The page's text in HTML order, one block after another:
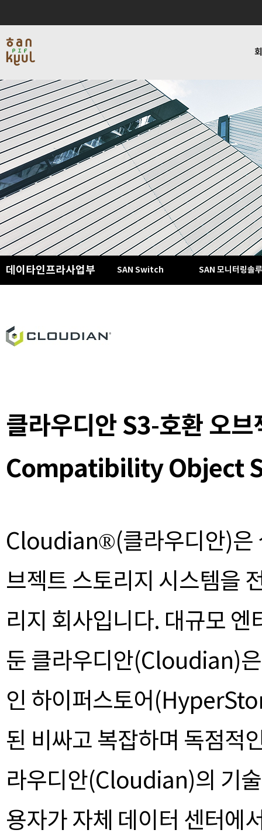
회사소개
인사말
사업소개
서비스
커뮤니티
블로그
채용
채용
회사소개
인사말
연혁
비젼하우스
편지
찾아오시는길
사업소개
서비스
데이타인프라사업
네트워크보안사업
교육
복지
사내활
블로그
데이타인프라사업부 SAN Switch SAN 모니터링솔
클라우디안 S3-호환 오
Compatibility Object
Cloudian®(클라우디안)은
브젝트 스토리지 시스템을
리지 회사입니다. 대규모
둔 클라우디안(Cloudian)
인 하이퍼스토어
된 비싸고 복잡하며 독점적
라우디안(Cloudian)의 기
용자가 자체 데이터 센터에